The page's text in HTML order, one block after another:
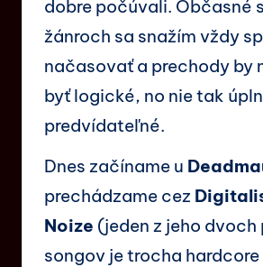
dobre počúvali. Občasné
žánroch sa snažím vždy
načasovať a prechody by
byť logické, no nie tak
predvídateľné.
Dnes začíname u
prechádzame cez
Noize (jeden z jeho
songov je trocha